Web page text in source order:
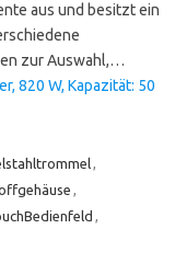
aus und besitzt ein
zur Auswahl,…
820 W, Kapazität: 50
,
,
,